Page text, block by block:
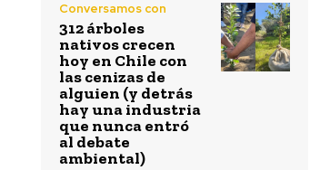
Conversamos con
312 árboles
nativos crecen
hoy en Chile con
las cenizas de
alguien (y detrás
hay una industria
que nunca entró
al debate
ambiental)